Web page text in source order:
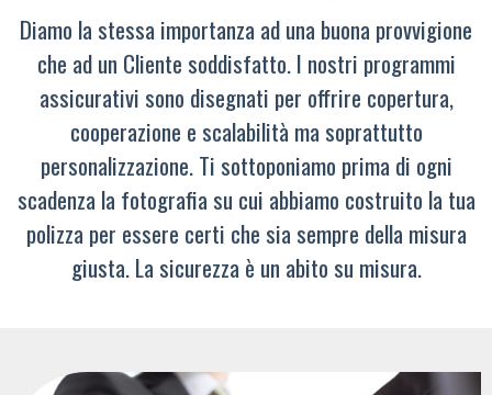
Diamo la stessa importanza ad una buona provvigione
che ad un Cliente soddisfatto. I nostri programmi
assicurativi sono disegnati per offrire copertura,
cooperazione e scalabilità ma soprattutto
personalizzazione. Ti sottoponiamo prima di ogni
scadenza la fotografia su cui abbiamo costruito la tua
polizza per essere certi che sia sempre della misura
giusta. La sicurezza è un abito su misura.